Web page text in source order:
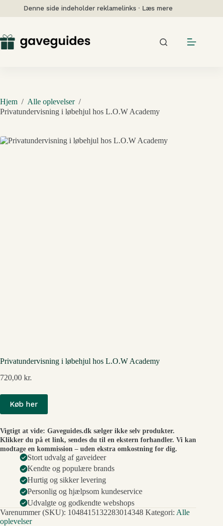
Denne side indeholder reklamelinks · Læs mere
Hjem / Alle oplevelser /
Privatundervisning i løbehjul hos L.O.W Academy
Privatundervisning i løbehjul hos L.O.W Academy
720,00 kr.
Køb her
Vigtigt at vide: Gaveguides.dk sælger ikke selv produkter.
Klikker du på et link, sendes du til en ekstern forhandler. Vi kan
modtage en kommission – uden ekstra omkostning for dig.
Stort udvalg af gaveideer
Kendte og populære brands
Hurtig og sikker levering
Personlig og hjælpsom kundeservice
Udvalgte og godkendte webshops
Varenummer (SKU): 1048415132283014348 Kategori: Alle
oplevelser